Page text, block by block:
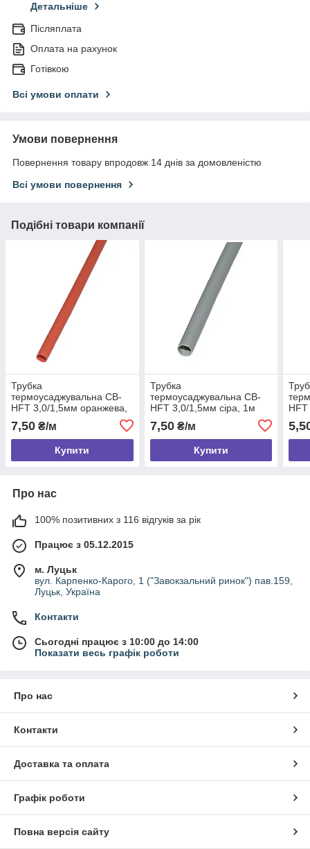
Детальніше
Післяплата
Оплата на рахунок
Готівкою
Всі умови оплати
Умови повернення
Повернення товару впродовж 14 днів за домовленістю
Всі умови повернення
Подібні товари компанії
Трубка
термоусаджувальна CB-
HFT 3,0/1,5мм оранжева,
7,50 ₴/м
Купити
Трубка
термоусаджувальна CB-
HFT 3,0/1,5мм сіра, 1м
7,50₴/м
Купити
Про нас
100% позитивних з 116 відгуків за рік
Працює з 05.12.2015
м. Луцьк
вул. Карпенко-Карого, 1 ("Завокзальний ринок") пав.159,
Луцьк, Україна
Контакти
Сьогодні працює з 10:00 до 14:00
Показати весь графік роботи
Про нас
Контакти
Доставка та оплата
Графік роботи
Повна версія сайту